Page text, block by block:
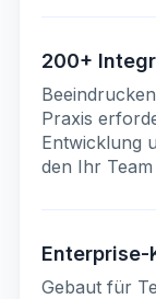
200+
Praxis
Entwicklung
den Ihr
Enterprise-
Gebaut für